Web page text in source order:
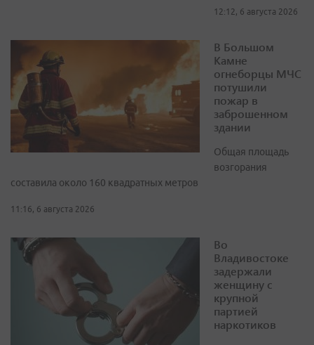
12:12, 6 августа 2026
В Большом
Камне
огнеборцы МЧС
потушили
пожар в
заброшенном
здании
Общая площадь
возгорания
составила около 160 квадратных метров
11:16, 6 августа 2026
Во
Владивостоке
задержали
женщину с
крупной
партией
наркотиков